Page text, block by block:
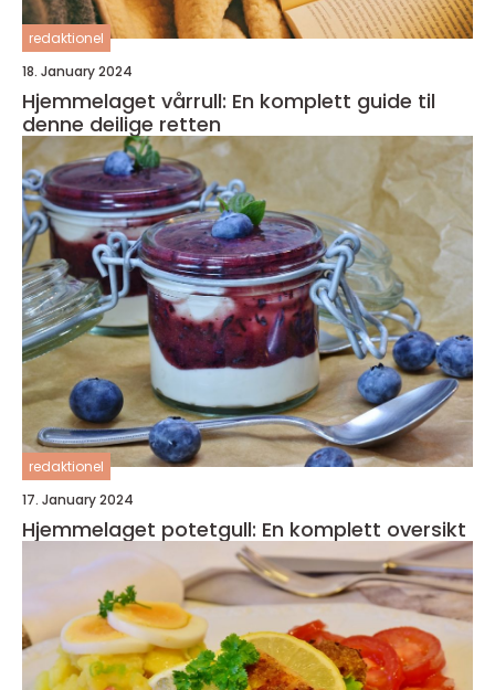
redaktionel
18. January 2024
Hjemmelaget vårrull: En komplett guide til
denne deilige retten
redaktionel
17. January 2024
Hjemmelaget potetgull: En komplett oversikt